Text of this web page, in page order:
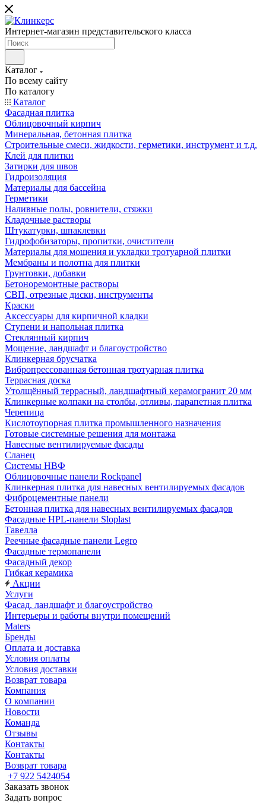
Интернет-магазин представительского класса
Каталог
По всему сайту
По каталогу
Каталог
Фасадная плитка
Облицовочный кирпич
Минеральная, бетонная плитка
Строительные смеси, жидкости, герметики, инструмент и т.д.
Клей для плитки
Затирки для швов
Гидроизоляция
Материалы для бассейна
Герметики
Наливные полы, ровнители, стяжки
Кладочные растворы
Штукатурки, шпаклевки
Гидрофобизаторы, пропитки, очистители
Материалы для мощения и укладки тротуарной плитки
Мембраны и полотна для плитки
Грунтовки, добавки
Бетоноремонтные растворы
СВП, отрезные диски, инструменты
Краски
Аксессуары для кирпичной кладки
Ступени и напольная плитка
Cтеклянный кирпич
Мощение, ландшафт и благоустройство
Клинкерная брусчатка
Вибропрессованная бетонная тротуарная плитка
Террасная доска
Утолщённый террасный, ландшафтный керамогранит 20 мм
Клинкерные колпаки на столбы, отливы, парапетная плитка
Черепица
Кислотоупорная плитка промышленного назначения
Готовые системные решения для монтажа
Навесные вентилируемые фасады
Сланец
Системы НВФ
Облицовочные панели Rockpanel
Клинкерная плитка для навесных вентилируемых фасадов
Фиброцементные панели
Бетонная плитка для навесных вентилируемых фасадов
Фасадные HPL-панели Sloplast
Тавелла
Реечные фасадные панели Legro
Фасадные термопанели
Фасадный декор
Гибкая керамика
Акции
Услуги
Фасад, ландшафт и благоустройство
Интерьеры и работы внутри помещений
Maters
Бренды
Оплата и доставка
Условия оплаты
Условия доставки
Возврат товара
Компания
О компании
Новости
Команда
Отзывы
Контакты
Контакты
Возврат товара
+7 922 5424054
Заказать звонок
Задать вопрос